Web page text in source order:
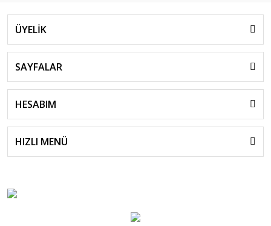
ÜYELİK
SAYFALAR
HESABIM
HIZLI MENÜ